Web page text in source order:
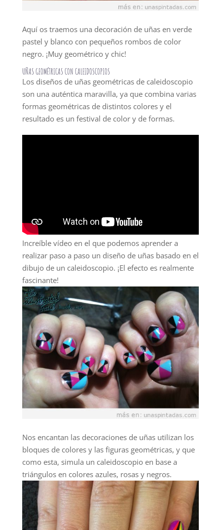
Aquí os traemos una decoración de uñas en verde
pastel y blanco con pequeños rombos de color
negro. ¡Muy geométrico y chic!
UÑAS GEOMÉTRICAS CON CALEIDOSCOPIOS
Los diseños de uñas geométricas de caleidoscopio
son una auténtica maravilla, ya que combina varias
formas geométricas de distintos colores y el
resultado es un festival de color y de formas.
Increíble vídeo en el que podemos aprender a
realizar paso a paso un diseño de uñas basado en el
dibujo de un caleidoscopio. ¡El efecto es realmente
fascinante!
Nos encantan las decoraciones de uñas utilizan los
bloques de colores y las figuras geométricas, y que
como esta, simula un caleidoscopio en base a
triángulos en colores azules, rosas y negros.